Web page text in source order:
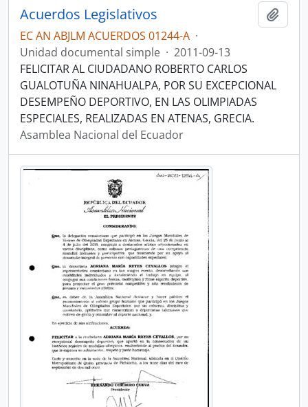
Acuerdos Legislativos
EC AN ABJLM ACUERDOS 01244-A ·
Unidad documental simple · 2011-09-13
FELICITAR AL CIUDADANO ROBERTO CARLOS
GUALOTUÑA NINAHUALPA, POR SU EXCEPCIONAL
DESEMPEÑO DEPORTIVO, EN LAS OLIMPIADAS
ESPECIALES, REALIZADAS EN ATENAS, GRECIA.
Asamblea Nacional del Ecuador